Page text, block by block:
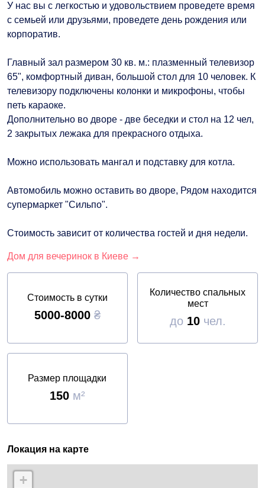
У нас вы с легкостью и удовольствием проведете время
с семьей или друзьями, проведете день рождения или
корпоратив.
Главный зал размером 30 кв. м.: плазменный телевизор
65", комфортный диван, большой стол для 10 человек. К
телевизору подключены колонки и микрофоны, чтобы
петь караоке.
Дополнительно во дворе - две беседки и стол на 12 чел,
2 закрытых лежака для прекрасного отдыха.
Можно использовать мангал и подставку для котла.
Автомобиль можно оставить во дворе, Рядом находится
супермаркет "Сильпо".
Стоимость зависит от количества гостей и дня недели.
Дом для вечеринок в Киеве →
Стоимость в сутки
5000-8000₴
Количество спальных
мест
до 10чел.
Размер площадки
150м²
Локация на карте
+